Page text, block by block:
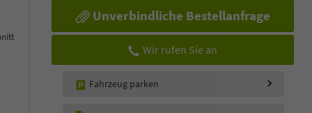
Unverbindliche Bestellanfrage
Wir rufen Sie an
Fahrzeug parken